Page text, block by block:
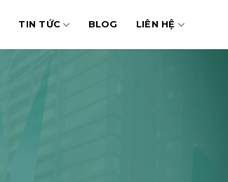
TIN TỨC BLOG LIÊN HỆ